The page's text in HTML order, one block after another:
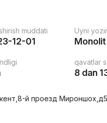
muddati
12-01
Uyni
Monolit
qavatlar
8 dan
й проезд Мироншох,д5